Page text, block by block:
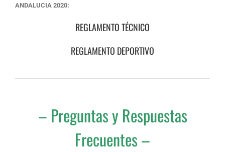
ANDALUCIA 2020:
REGLAMENTO TÉCNICO
REGLAMENTO DEPORTIVO
– Preguntas y Respuestas
Frecuentes –